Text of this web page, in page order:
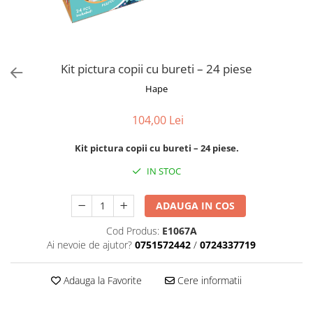
Blocnotesuri
Caiete cu Spirală
Caiete Studențești
Calculatoare
Kit pictura copii cu bureti – 24 piese
Hape
104,00 Lei
Kit pictura copii cu bureti – 24 piese.
IN STOC
ADAUGA IN COS
Cod Produs: E1067A
Ai nevoie de ajutor? 0751572442 / 0724337719
Adauga la Favorite Cere informatii